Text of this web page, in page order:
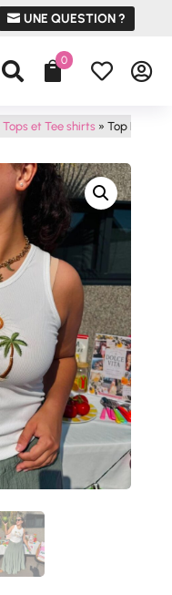
UNE QUESTION ?
 0  
Tops et Tee shirts» Top